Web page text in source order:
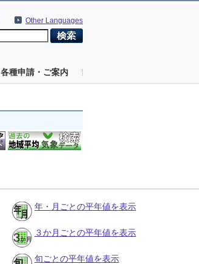
Other Languages
各種申請・ご案内
年・月ごとの平年値を表示
３か月ごとの平年値を表示
旬ごとの平年値を表示